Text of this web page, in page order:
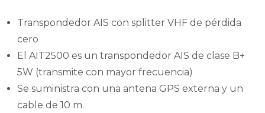
Transpondedor AIS con splitter VHF de pérdida
cero
El AIT2500 es un transpondedor AIS de clase B+
5W (transmite con mayor frecuencia)
Se suministra con una antena GPS externa y un
cable de 10 m.